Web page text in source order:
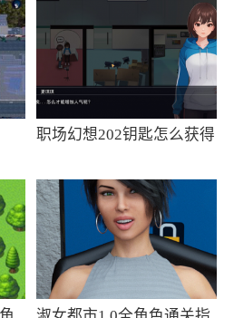
互动性。同时，网易游戏
运营确保了游戏的品质与
，接力挑战世界关卡，在
，让心跳与速度共鸣！
分，驾驭爱车挑战极限，
职场幻想202钥匙怎么获得